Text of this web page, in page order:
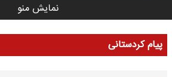
نمایش منو
پیام کردستانی